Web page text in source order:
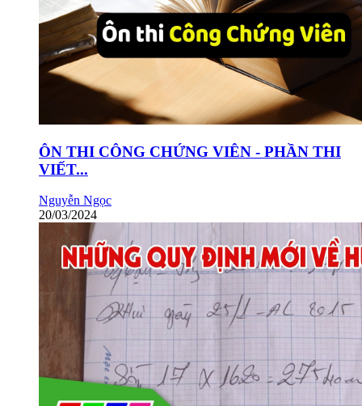
ÔN THI CÔNG CHỨNG VIÊN - PHẦN THI
VIẾT...
Nguyễn Ngọc
20/03/2024